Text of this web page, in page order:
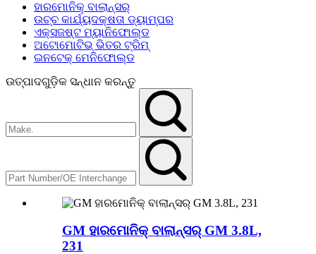
ହାରମୋନିକ୍ ବାଲାନ୍ସର୍
ଉଚ୍ଚ କାର୍ଯ୍ୟଦକ୍ଷତା ଡ୍ୟାମ୍ପର
ଏକ୍ସଜଷ୍ଟ ମ୍ୟାନିଫୋଲ୍ଡ
ଅଟୋମୋଟିଭ୍ ଭିତର ଟ୍ରିମ୍
ଇନଟେକ୍ ମେନିଫୋଲ୍ଡ
ଉତ୍ପାଦଗୁଡ଼ିକ ସନ୍ଧାନ କରନ୍ତୁ
GM ହାରମୋନିକ୍ ବାଲାନ୍ସର୍ GM 3.8L,
231